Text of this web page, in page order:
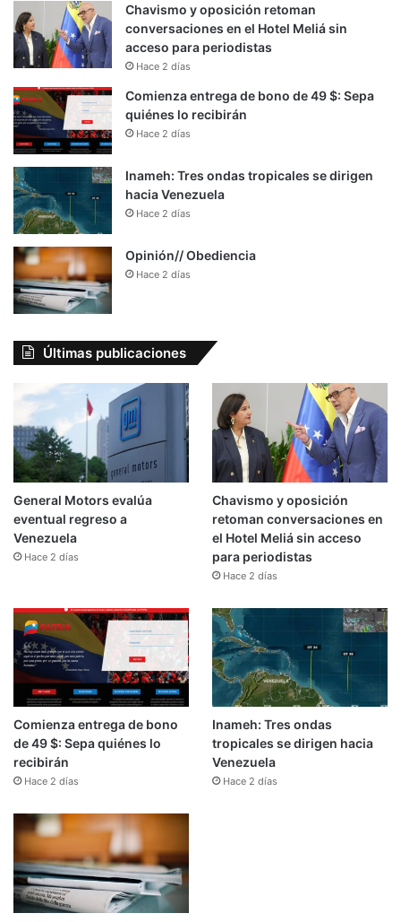
Chavismo y oposición retoman
conversaciones en el Hotel Meliá sin
acceso para periodistas
Hace 2 días
Comienza entrega de bono de 49 $: Sepa
quiénes lo recibirán
Hace 2 días
Inameh: Tres ondas tropicales se dirigen
hacia Venezuela
Hace 2 días
Opinión// Obediencia
Hace 2 días
Últimas publicaciones
General Motors evalúa
eventual regreso a
Venezuela
Hace 2 días
Chavismo y oposición
retoman conversaciones en
el Hotel Meliá sin acceso
para periodistas
Hace 2 días
Comienza entrega de bono
de 49 $: Sepa quiénes lo
recibirán
Hace 2 días
Inameh: Tres ondas
tropicales se dirigen hacia
Venezuela
Hace 2 días